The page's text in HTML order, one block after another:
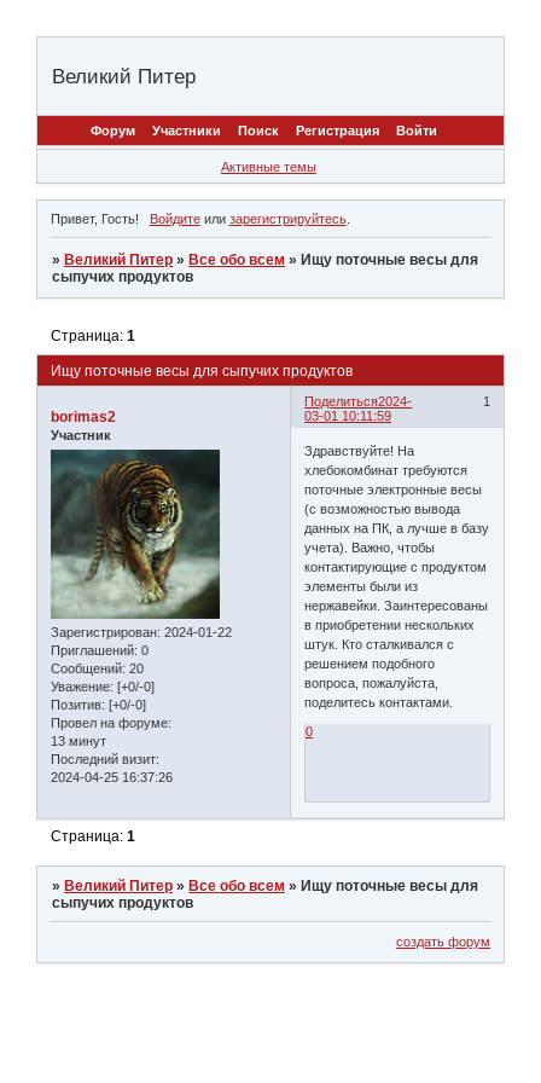
Великий Питер
Форум Участники Поиск Регистрация Войти
Активные темы
Привет, Гость! Войдитеили зарегистрируйтесь.
» Великий Питер » Все обо всем » Ищу поточные весы для
сыпучих продуктов
Ищу поточные весы для сыпучих продуктов
Страница:1
Поделиться 1
2024-
03-01 10:11:59
borimas2
Участник
Зарегистрирован: 2024-01-22
Приглашений: 0
Сообщений: 20
Уважение: [+0/-0]
Позитив: [+0/-0]
Провел на форуме:
13 минут
Последний визит:
2024-04-25 16:37:26
Здравствуйте! На
хлебокомбинат требуются
поточные электронные весы
(с возможностью вывода
данных на ПК, а лучше в базу
учета). Важно, чтобы
контактирующие с продуктом
элементы были из
нержавейки. Заинтересованы
в приобретении нескольких
штук. Кто сталкивался с
решением подобного
вопроса, пожалуйста,
поделитесь контактами.
0
Страница:1
» Великий Питер » Все обо всем » Ищу поточные весы для
сыпучих продуктов
создать форум